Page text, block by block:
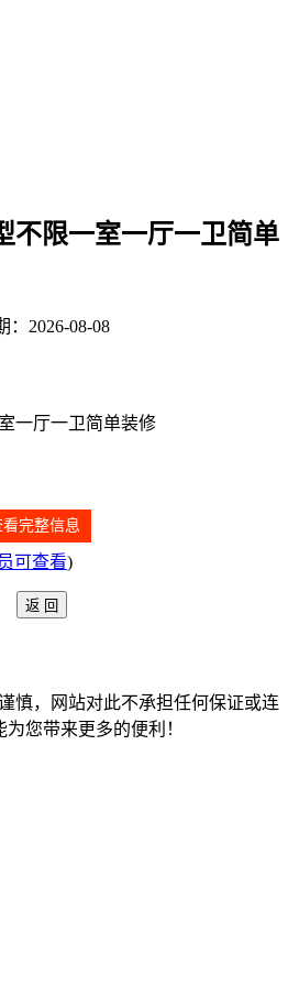
不限一室一厅一卫简单
：2026-08-08
一厅一卫简单装修
看完整信息
可查看)
慎，网站对此不承担任何保证或连
您带来更多的便利！